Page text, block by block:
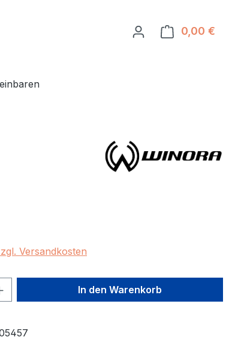
0,00 €
Versandkosten
Gib den gewünschten Wert
In den Warenkorb